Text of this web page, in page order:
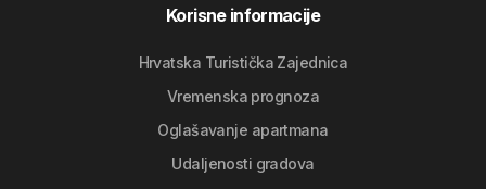
Korisne informacije
Hrvatska Turistička Zajednica
Vremenska prognoza
Oglašavanje apartmana
Udaljenosti gradova